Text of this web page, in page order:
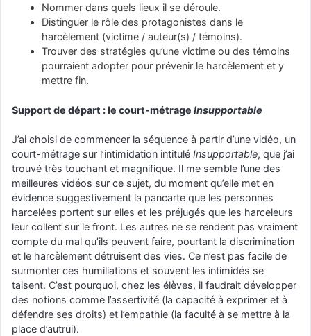
Nommer dans quels lieux il se déroule.
Distinguer le rôle des protagonistes dans le
harcèlement (victime / auteur(s) / témoins).
Trouver des stratégies qu’une victime ou des témoins
pourraient adopter pour prévenir le harcèlement et y
mettre fin.
Support de départ : le court-métrage Insupportable
J’ai choisi de commencer la séquence à partir d’une vidéo, un
court-métrage sur l’intimidation intitulé Insupportable, que j’ai
trouvé très touchant et magnifique. Il me semble l’une des
meilleures vidéos sur ce sujet, du moment qu’elle met en
évidence suggestivement la pancarte que les personnes
harcelées portent sur elles et les préjugés que les harceleurs
leur collent sur le front. Les autres ne se rendent pas vraiment
compte du mal qu’ils peuvent faire, pourtant la discrimination
et le harcèlement détruisent des vies. Ce n’est pas facile de
surmonter ces humiliations et souvent les intimidés se
taisent. C’est pourquoi, chez les élèves, il faudrait développer
des notions comme l’assertivité (la capacité à exprimer et à
défendre ses droits) et l’empathie (la faculté à se mettre à la
place d’autrui).